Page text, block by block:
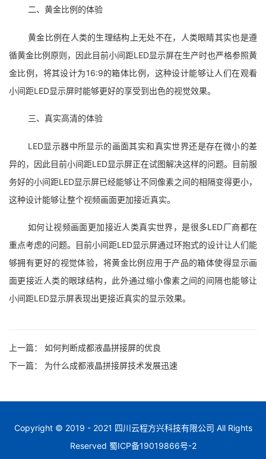
二、黄金比例的体验
黄金比例在人类的生理结构上无处不在，人类眼睛其实也是遵
循黄金比例原则，因此目前小间距LED显示屏在生产时也严格参照黄
金比例，将其设计为16:9的箱体比例，这种设计能够让人们在观看
小间距LED显示屏时能够更好的享受到出色的视觉效果。
三、真实高清的体验
LED显示器中所显示的画面其实和真实世界还是存在微小的差
异的，因此目前小间距LED显示屏正在试图解决这样的问题。目前服
务好的小间距LED显示屏已经能够让不同像素之间的相隔变得更小，
这种设计能够让整个视频画面更加接近真实。
如何让视频画面更加接近人类真实世界，是很多LED厂商都在
重点考虑的问题。目前小间距LED显示屏通过环抱式的设计让人们能
够拥有更好的视觉体验，将黄金比例应用于产品的箱体使得显示画
面更接近人类的眼球结构，此外通过缩小像素之间的间隔也能够让
小间距LED显示屏表现出更接近真实的显示效果。
上一篇： 如何判断成都液晶拼接屏的优良
下一篇： 为什么成都液晶拼接屏技术发展迅速
Copyright © 2019 - 2021 四川云程方兴科技有限公司 All Rights
Reserved 蜀ICP备19019866号-2